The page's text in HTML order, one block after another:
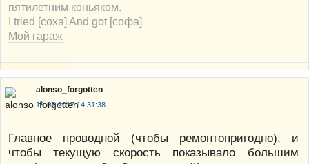
пятилетним коньяком.
I tried [соха] And got [софа]
Мой гараж
alonso_forgotten
18-07-2017 14:31:38
Главное проводной (чтобы ремонтопригодно), и
чтобы текущую скорость показывало большим